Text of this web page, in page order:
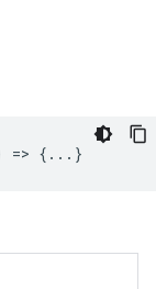
=> {...}